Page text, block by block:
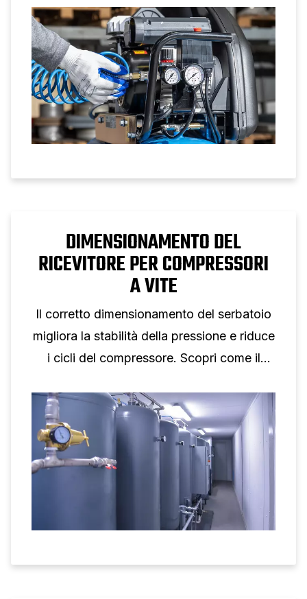
manometri e i consigli di configurazione
per un controllo affidabile della pressione
dell'aria.
DIMENSIONAMENTO DEL
RICEVITORE PER COMPRESSORI
A VITE
Il corretto dimensionamento del serbatoio
migliora la stabilità della pressione e riduce
i cicli del compressore. Scopri come il
prestazioni del compressore a vite.